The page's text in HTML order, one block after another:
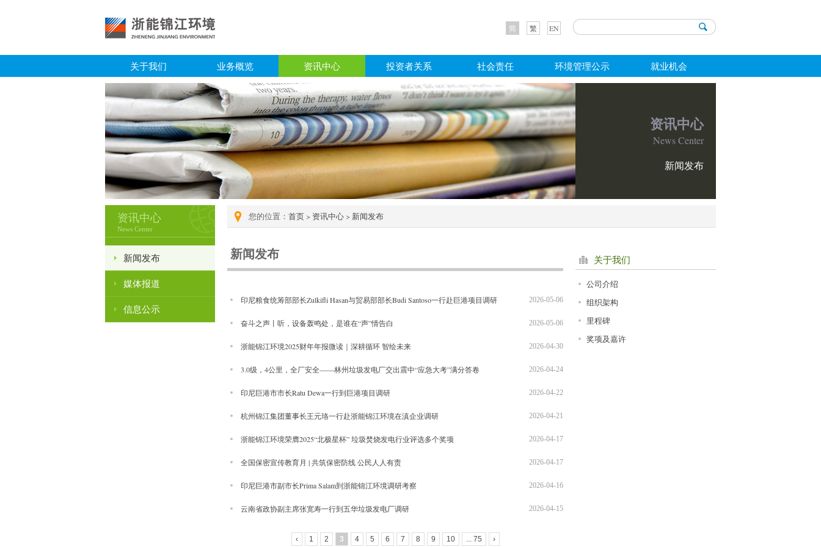
简 繁 EN
关于我们 业务概览 资讯中心 投资者关系 社会责任 环境管理公示 就业机会
资讯中心
News Center
新闻发布
资讯中心
News Center
新闻发布
媒体报道
信息公示
您的位置： 首页 > 资讯中心 > 新闻发布
新闻发布
2026-05-06
印尼粮食统筹部部长Zulkifli Hasan与贸易部部长Budi Santoso一行赴巨港项目调研
2026-05-06
奋斗之声丨听，设备轰鸣处，是谁在“声”情告白
2026-04-30
浙能锦江环境2025财年年报微读｜深耕循环 智绘未来
2026-04-24
3.0级，4公里，全厂安全——林州垃圾发电厂交出震中“应急大考”满分答卷
2026-04-22
印尼巨港市市长Ratu Dewa一行到巨港项目调研
2026-04-21
杭州锦江集团董事长王元珞一行赴浙能锦江环境在滇企业调研
2026-04-17
浙能锦江环境荣膺2025“北极星杯” 垃圾焚烧发电行业评选多个奖项
2026-04-17
全国保密宣传教育月 | 共筑保密防线 公民人人有责
2026-04-16
印尼巨港市副市长Prima Salam到浙能锦江环境调研考察
2026-04-15
云南省政协副主席张宽寿一行到五华垃圾发电厂调研
‹ 1 2 3 4 5 6 7 8 9 10 ... 75 ›
关于我们
公司介绍
组织架构
里程碑
奖项及嘉许